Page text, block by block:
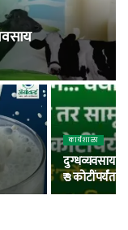
कार्यशाळा
₹ 3 कोटींपर्यंत..